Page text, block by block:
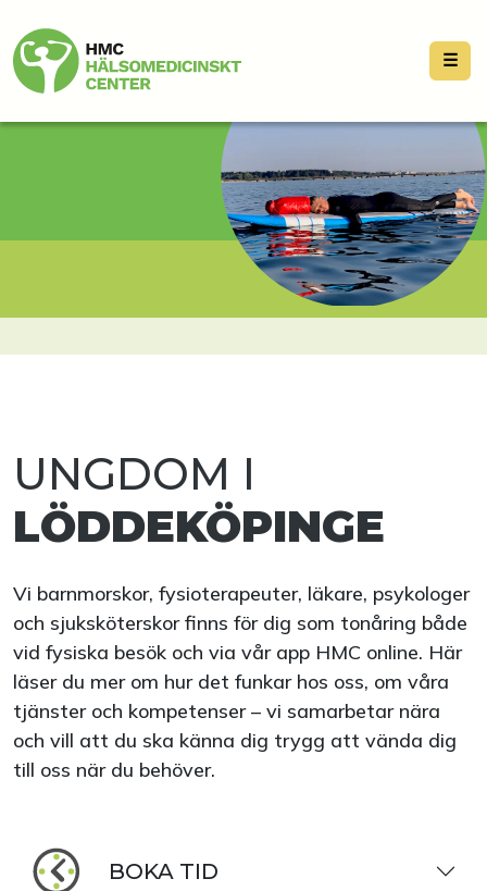
☰
UNGDOM I
LÖDDEKÖPINGE
Vi barnmorskor, fysioterapeuter, läkare, psykologer
och sjuksköterskor finns för dig som tonåring både
vid fysiska besök och via vår app HMC online. Här
läser du mer om hur det funkar hos oss, om våra
tjänster och kompetenser – vi samarbetar nära
och vill att du ska känna dig trygg att vända dig
till oss när du behöver.
BOKA TID